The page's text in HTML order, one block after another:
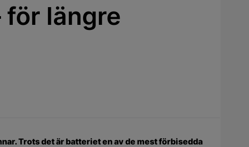
för längre
Trots det är batteriet en av de mest förbisedda